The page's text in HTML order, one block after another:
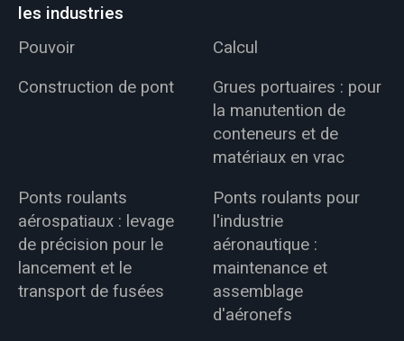
les industries
Pouvoir
Calcul
Construction de pont
Grues portuaires : pour
la manutention de
conteneurs et de
matériaux en vrac
Ponts roulants
aérospatiaux : levage
de précision pour le
lancement et le
transport de fusées
Ponts roulants pour
l'industrie
aéronautique :
maintenance et
assemblage
d'aéronefs